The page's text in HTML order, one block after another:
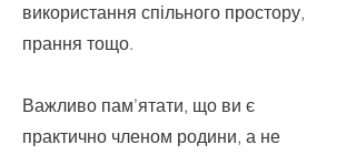
використання спільного простору,
прання тощо.
Важливо пам’ятати, що ви є
практично членом родини, а не